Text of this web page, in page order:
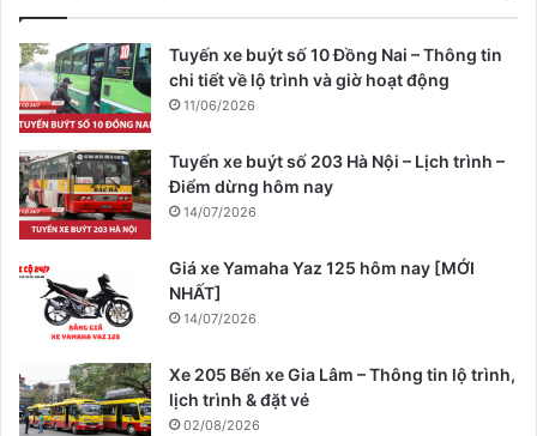
Tuyến xe buýt số 10 Đồng Nai – Thông tin
chi tiết về lộ trình và giờ hoạt động
11/06/2026
Tuyến xe buýt số 203 Hà Nội – Lịch trình –
Điểm dừng hôm nay
14/07/2026
Giá xe Yamaha Yaz 125 hôm nay [MỚI
NHẤT]
14/07/2026
Xe 205 Bến xe Gia Lâm – Thông tin lộ trình,
lịch trình & đặt vé
02/08/2026